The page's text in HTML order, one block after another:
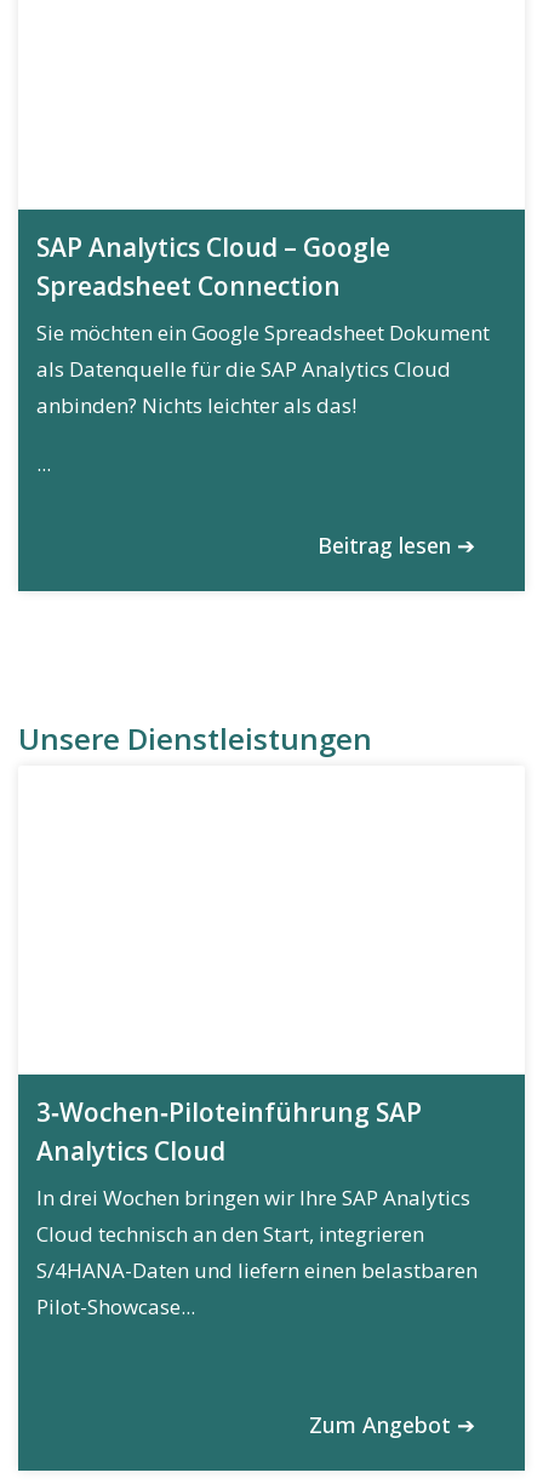
SAP Analytics Cloud – Google
Spreadsheet Connection
Sie möchten ein Google Spreadsheet Dokument
als Datenquelle für die SAP Analytics Cloud
anbinden? Nichts leichter als das!
...
Beitrag lesen ➔
Unsere Dienstleistungen
3‑Wochen‑Piloteinführung SAP
Analytics Cloud
In drei Wochen bringen wir Ihre SAP Analytics
Cloud technisch an den Start, integrieren
S/4HANA-Daten und liefern einen belastbaren
Pilot-Showcase...
Zum Angebot ➔